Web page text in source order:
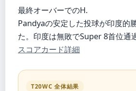
最終オーバーでのH.
Pandyaの安定した投球が印度的
た。印度は無敗でSuper 8首位通
スコアカード詳細
T20WC 全体結果